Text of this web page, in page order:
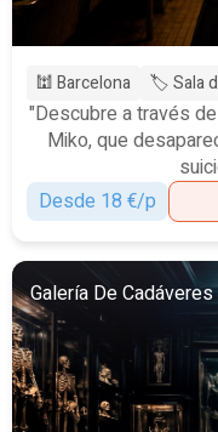
🕍 Barcelona 🏷️ Sala
"Descubre a través
Miko, que
Desde 18 €/p
Galería De Cadáveres